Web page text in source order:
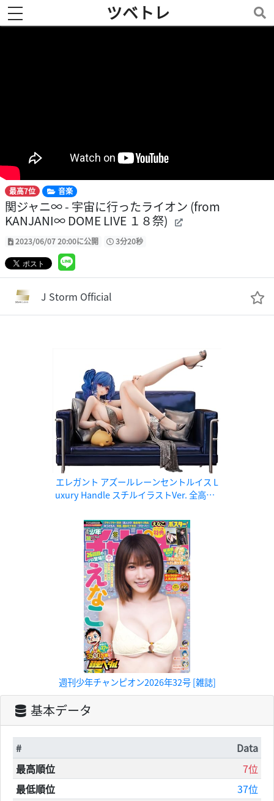
toggle navigation ツベトレ
最高7位 音楽
関ジャニ∞ - 宇宙に行ったライオン (from
KANJANI∞ DOME LIVE １８祭)
2023/06/07 20:00に公開 3分20秒
J Storm Official
エレガント アズールレーンセントルイス L
uxury Handle スチルイラストVer. 全高約1
ール塗装済み完成品フィギュア
週刊少年チャンピオン2026年32号 [雑誌]
基本データ
#
Data
最高順位
7位
最低順位
37位